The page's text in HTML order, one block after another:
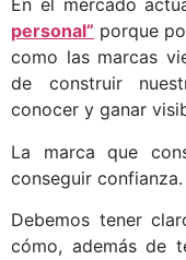
En el mercado
personal” porque
como las marcas
de construir
conocer y ganar
La marca que
conseguir confianza.
Debemos tener
cómo, además de